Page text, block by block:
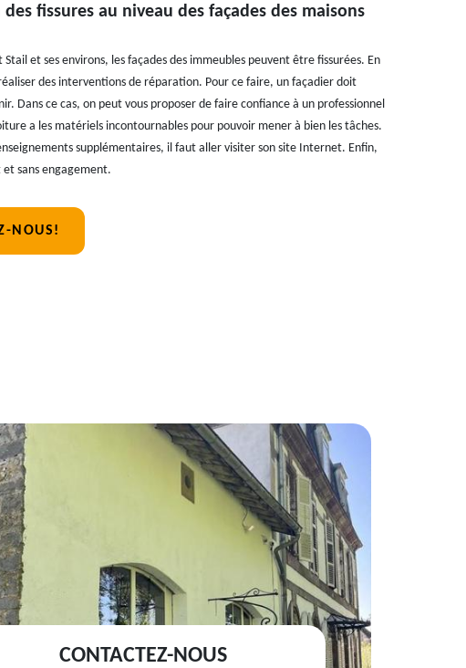
fissures au niveau des façades des maisons
Stail et ses environs, les façades des immeubles peuvent être fissurées. En
des interventions de réparation. Pour ce faire, un façadier doit
Dans ce cas, on peut vous proposer de faire confiance à un professionnel
a les matériels incontournables pour pouvoir mener à bien les tâches.
supplémentaires, il faut aller visiter son site Internet. Enfin,
sans engagement.
NOUS!
CONTACTEZ-NOUS